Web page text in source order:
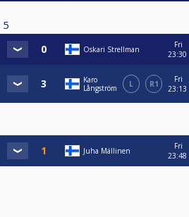
5
Oskari Strellman
Fri
23:30
Karo
Långström
L R1
Fri
23:13
Juha Mällinen
Fri
23:48